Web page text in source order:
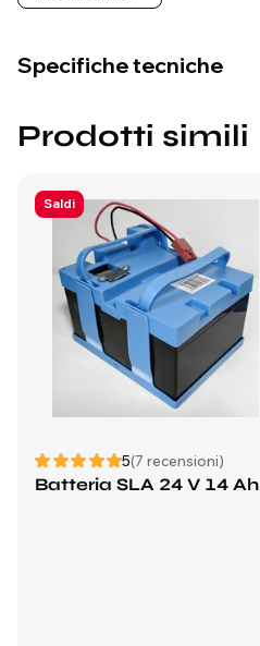
Specifiche tecniche
Prodotti simili
Saldi
5(7 recensioni)
Batteria SLA 24 V 14 Ah